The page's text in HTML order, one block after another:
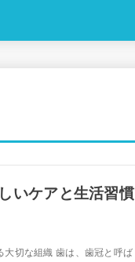
いケアと生活習慣
大切な組織 歯は、歯冠と呼ば